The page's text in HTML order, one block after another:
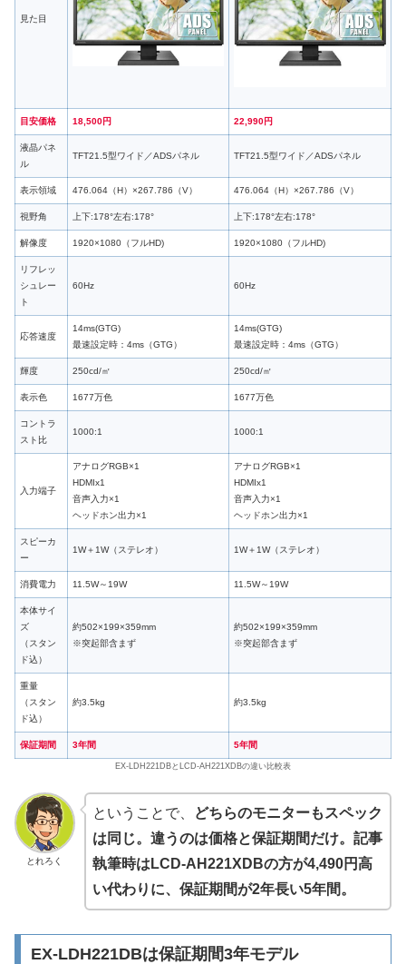
見た目
目安価格 18,500円 22,990円
液晶パネ
ル
TFT21.5型ワイド／ADSパネル TFT21.5型ワイド／ADSパネル
表示領域 476.064（H）×267.786（V） 476.064（H）×267.786（V）
視野角 上下:178°左右:178° 上下:178°左右:178°
解像度 1920×1080（フルHD) 1920×1080（フルHD)
リフレッ
シュレー
ト
60Hz 60Hz
応答速度
14ms(GTG)
最速設定時：4ms（GTG）
14ms(GTG)
最速設定時：4ms（GTG）
輝度 250cd/㎡ 250cd/㎡
表示色 1677万色 1677万色
コントラ
スト比
1000:1 1000:1
入力端子
アナログRGB×1
HDMIx1
音声入力×1
ヘッドホン出力×1
アナログRGB×1
HDMIx1
音声入力×1
ヘッドホン出力×1
スピーカ
ー
1W＋1W（ステレオ） 1W＋1W（ステレオ）
消費電力 11.5W～19W 11.5W～19W
本体サイ
ズ
（スタン
ド込）
約502×199×359mm
※突起部含まず
約502×199×359mm
※突起部含まず
重量
（スタン
ド込）
約3.5kg 約3.5kg
保証期間 3年間 5年間
EX-LDH221DBとLCD-AH221XDBの違い比較表
とれろく
ということで、
どちらのモニターもスペック
は同じ。違うのは価格と保証期間だけ。記事
執筆時はLCD-AH221XDBの方が4,490円高
い代わりに、保証期間が2年長い5年間。
EX-LDH221DBは保証期間3年モデル